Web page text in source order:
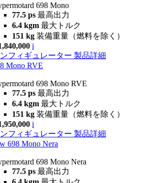
698 Mono
77.5 ps 最高出力
6.4 kgm 最大トルク
151 kg 装備重量（燃料を除く）
i
フィギュレーター 製品詳細
Mono RVE
698 Mono RVE
77.5 ps 最高出力
6.4 kgm 最大トルク
151 kg 装備重量（燃料を除く）
i
フィギュレーター 製品詳細
698 Mono Nera
698 Mono Nera
77.5 ps 最高出力